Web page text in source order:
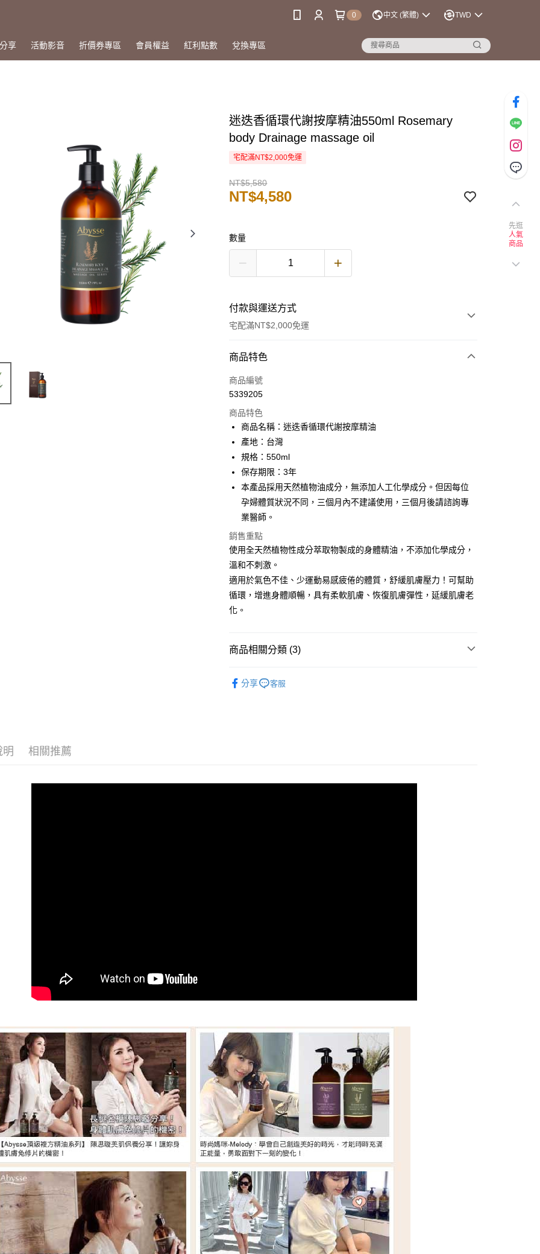
0 中文 (繁體) TWD
享 活動影音 折價券專區 會員權益 紅利點數 兌換專區
迷迭香循環代謝按摩精油550ml Rosemary
body Drainage massage oil
宅配滿NT$2,000免運
NT$5,580
NT$4,580
數量
付款與運送方式
宅配滿NT$2,000免運
付款方式
信用卡一次付款
3 期 0 利率 每期 NT$1,526
合作金庫商業銀行
華南商業銀行
國泰世華商業銀行
臺灣中小企業銀行
台中商業銀行
匯豐（台灣）商業銀行
華泰商業銀行
聯邦商業銀行
玉山商業銀行
台新國際商業銀行
中國信託商業銀行
台灣樂天信用卡公司
6 期 0 利率 每期
合作金庫商業銀行
華南商業銀行
上海商業儲蓄銀行
台北富邦商業銀行
臺灣中小企業銀行
台中商業銀行
匯豐（台灣）商業銀行
聯邦商業銀行
元大商業銀行
永豐商業銀行
台新國際商業銀行
台灣樂天信用卡公司
LINE Pay
Apple Pay
街口支付
Google Pay
全盈+PAY
ATM付款
新竹貨運
商品特色
商品編號
5339205
商品特色
商品名稱：迷迭香循環代謝按摩精油
產地：台灣
規格：550ml
保存期限：3年
本產品採用天然植物油成分，無添加人工化學成分。但因每位
孕婦體質狀況不同，三個月內不建議使用，三個月後請諮詢專
業醫師。
銷售重點
使用全天然植物性成分萃取物製成的身體精油，不添加化學成分，
溫和不刺激。
適用於氣色不佳、少運動易感疲倦的體質，舒緩肌膚壓力！可幫助
循環，增進身體順暢，具有柔軟肌膚、恢復肌膚彈性，延緩肌膚老
化。
商品相關分類 (3)
分享 客服
明 相關推薦
先逛
人氣
商品